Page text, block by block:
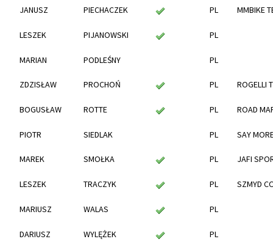
JANUSZ PIECHACZEK PL MMBIKE
LESZEK PIJANOWSKI PL
MARIAN PODLEŚNY PL
ZDZISŁAW PROCHOŃ PL ROGELLI
BOGUSŁAW ROTTE PL ROAD
PIOTR SIEDLAK PL SAY
MAREK SMOŁKA PL JAFI
LESZEK TRACZYK PL SZMYD
MARIUSZ WALAS PL
DARIUSZ WYLĘŻEK PL